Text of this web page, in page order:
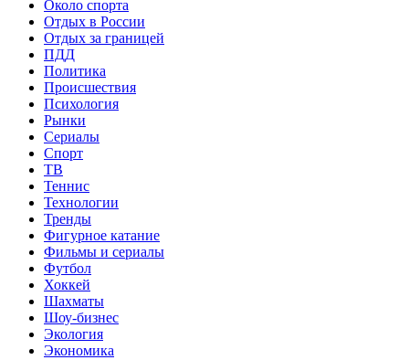
Около спорта
Отдых в России
Отдых за границей
ПДД
Политика
Происшествия
Психология
Рынки
Сериалы
Спорт
ТВ
Теннис
Технологии
Тренды
Фигурное катание
Фильмы и сериалы
Футбол
Хоккей
Шахматы
Шоу-бизнес
Экология
Экономика